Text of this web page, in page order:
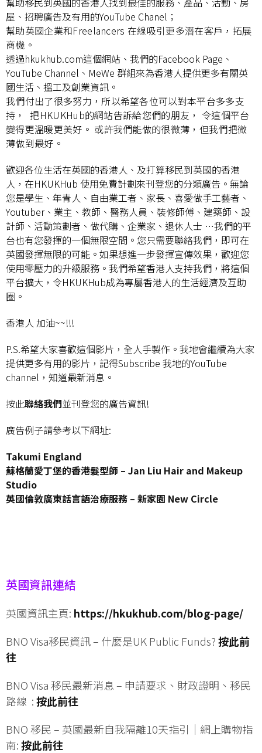
屋、招聘廣告及有用的YouTube Chanel；
幫助英國企業和Freelancers 在線吸引更多潛在客戶，拓展
商機。
透過hkukhub.com這個網站、我們的Facebook Page、
YouTube Channel、MeWe 群組來為香港人提供更多有關英
國生活、搵工及創業資訊。
我們付出了很多努力，所以希望各位可以對本平台多多支
持， 把HKUKHub的網站告訴給您們的朋友， 令這個平台
變得更溫暖更美好。 或許我們能做的很微薄，但我們把微
薄做到最好。
歡迎各位生活在英國的香港人、及打算移民到英國的香港
人，在HKUKHub 使用免費計劃來刊登您的分類廣告。無論
您是學生、年青人、自由業工者、家長、喜愛做手工藝者、
Youtuber、業主、教師、醫務人員、裝修師傅、建築師、設
計師、活動策劃者、做代購、企業家、退休人士 …我們的平
台也有您發揮的一個無限空間。您只需要聯絡我們，即可在
英國發揮無限的可能。如果想進一步發揮宣傳效果，歡迎您
使用零壓力的升級服務。我們希望香港人支持我們，將這個
平台擴大，令HKUKHub成為專屬香港人的生活經濟及互助
圈。
香港人 加油~~!!!
P.S.希望大家喜歡這個影片，全人手製作。我地會繼續為大家
提供更多有用的影片，記得Subscribe 我地的YouTube
channel，知道最新消息。
按此聯絡我們並刊登您的廣告資訊!
廣告例子請參考以下網址:
Takumi England
蘇格蘭愛丁堡的香港髮型師 – Jan Liu Hair and Makeup
Studio
英國倫敦廣東話言語治療服務 – 新家園 New Circle
英國資訊連結
英國資訊主頁: https://hkukhub.com/blog-page/
BNO Visa移民資訊 – 什麼是UK Public Funds?按此前
往
BNO Visa 移民最新消息 – 申請要求、財政證明、移民
路線 :按此前往
BNO 移民 – 英國最新自我隔離10天指引｜網上購物指
南:按此前往